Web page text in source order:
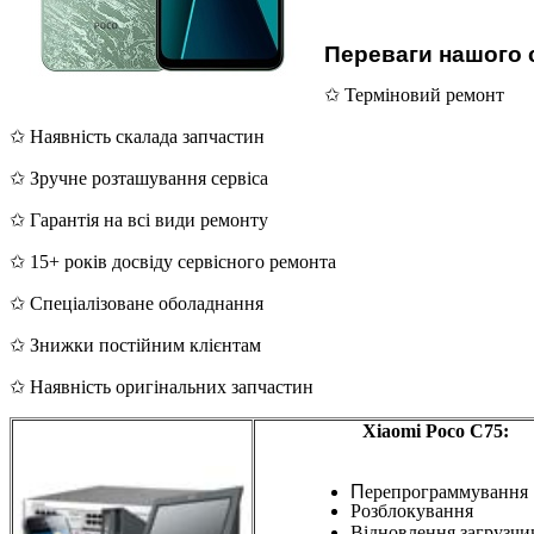
Переваги нашого
✩ Терміновий ремонт
✩ Наявність скалада запчастин
✩ Зручне розташування сервіса
✩ Гарантія на всі види ремонту
✩ 15+ років досвіду сервісного ремонта
✩ Спеціалізоване оболаднання
✩ Знижки постійним клієнтам
✩ Наявність оригінальних запчастин
Xiaomi Poco C75:
Перепрограммування
Розблокування